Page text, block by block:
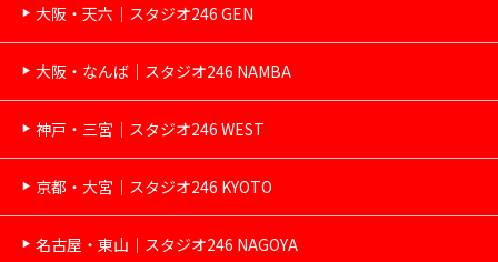
大阪・天六｜スタジオ246 GEN
大阪・なんば｜スタジオ246 NAMBA
神戸・三宮｜スタジオ246 WEST
京都・大宮｜スタジオ246 KYOTO
名古屋・東山｜スタジオ246 NAGOYA